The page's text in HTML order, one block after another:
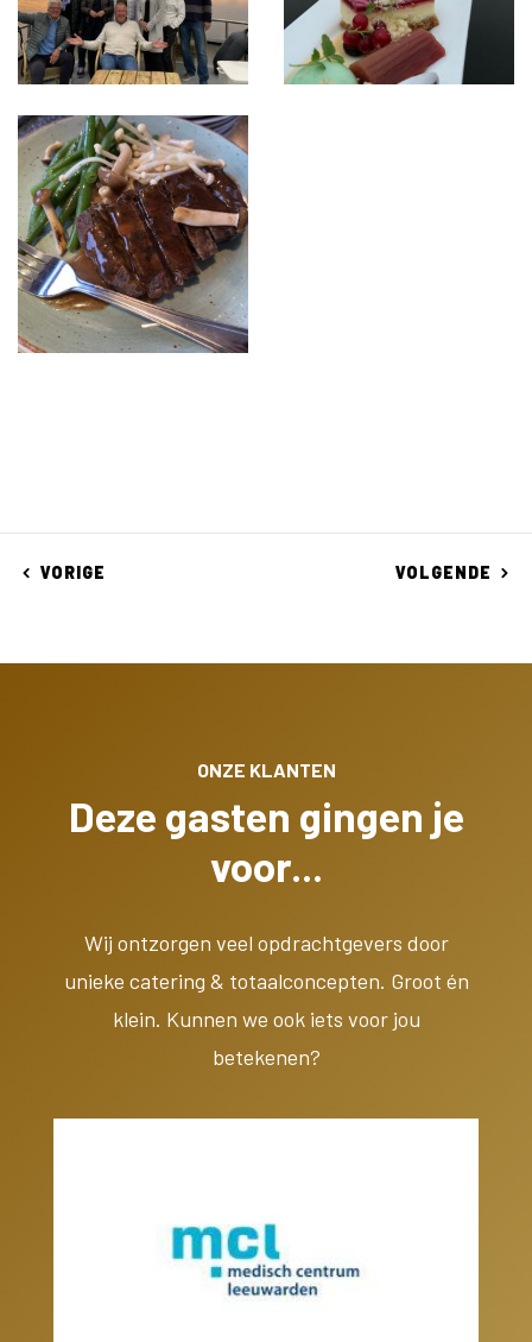
VORIGE VOLGENDE
ONZE KLANTEN
Deze gasten gingen je
voor...
Wij ontzorgen veel opdrachtgevers door
unieke catering & totaalconcepten. Groot én
klein. Kunnen we ook iets voor jou
betekenen?